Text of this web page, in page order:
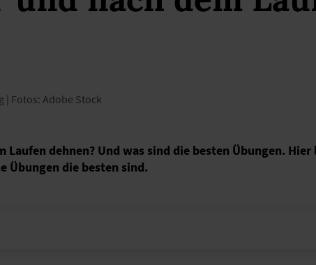
| Fotos: Adobe Stock
Laufen dehnen? Und was sind die besten Übungen.
Übungen die besten sind.